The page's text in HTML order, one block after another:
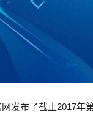
发布了截止2017年